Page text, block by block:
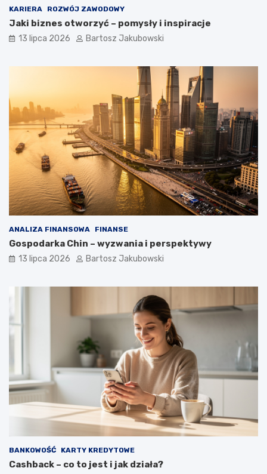
KARIERA ROZWÓJ ZAWODOWY
Jaki biznes otworzyć – pomysły i inspiracje
13 lipca 2026 Bartosz Jakubowski
ANALIZA FINANSOWA FINANSE
Gospodarka Chin – wyzwania i perspektywy
13 lipca 2026 Bartosz Jakubowski
BANKOWOŚĆ KARTY KREDYTOWE
Cashback – co to jest i jak działa?